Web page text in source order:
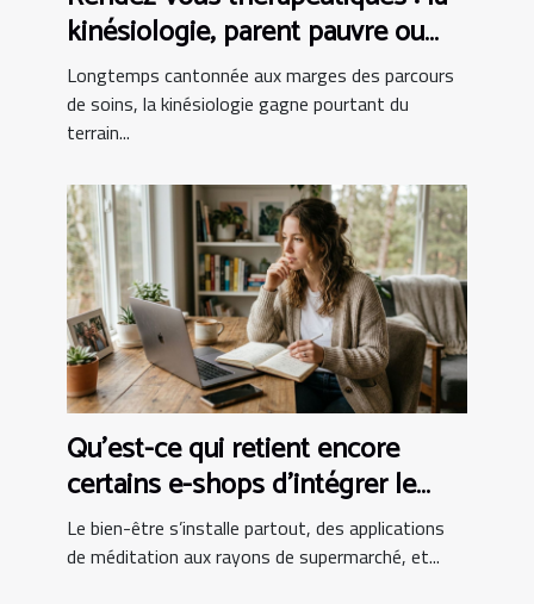
kinésiologie, parent pauvre ou
alliée incontournable ?
Longtemps cantonnée aux marges des parcours
de soins, la kinésiologie gagne pourtant du
terrain...
Qu’est-ce qui retient encore
certains e-shops d’intégrer le
bien-être au panier ?
Le bien-être s’installe partout, des applications
de méditation aux rayons de supermarché, et...